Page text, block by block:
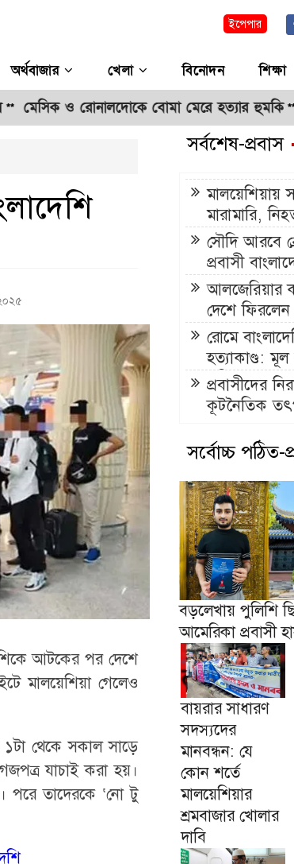
ইপেপার
অর্থবাজার খেলা বিনোদন শিক্ষা
ও রোনালদোকে বোমা মেরে হত্যার হুমকি **
আটকের পর দেশে
মালয়েশিয়া গেলেও
১টা থেকে সকাল সাড়ে
যাচাই করা হয়।
পরে তাদেরকে ‘নো টু
সর্বশেষ-প্রবাস
মালয়েশিয়ায়
মারামারি,
সৌদি আরবে
প্রবাসী
আলজেরিয়ার
দেশে ফিরলেন
রোমে
হত্যাকাণ্ড:
পরিচয় প্রকাশ
প্রবাসীদের
কূটনৈতিক
সর্বোচ্চ পঠিত-
বড়লেখায় পুলিশি
আমেরিকা প্রবাসী
বায়রার সাধারণ
সদস্যদের
মানবন্ধন: যে
কোন শর্তে
মালয়েশিয়ার
শ্রমবাজার খোলার
দাবি